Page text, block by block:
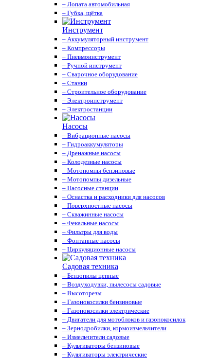
– Лопата автомобильная
– Губка, щётка
Инструмент
– Аккумуляторный инструмент
– Компрессоры
– Пневмоинструмент
– Ручной инструмент
– Сварочное оборудование
– Станки
– Строительное оборудование
– Электроинструмент
– Электростанции
Насосы
– Вибрационные насосы
– Гидроаккумуляторы
– Дренажные насосы
– Колодезные насосы
– Мотопомпы бензиновые
– Мотопомпы дизельные
– Насосные станции
– Оснастка и расходники для насосов
– Поверхностные насосы
– Скважинные насосы
– Фекальные насосы
– Фильтры для воды
– Фонтанные насосы
– Циркуляционные насосы
Садовая техника
– Бензопилы цепные
– Воздуходувки, пылесосы садовые
– Высоторезы
– Газонокосилки бензиновые
– Газонокосилки электрические
– Двигатели для мотоблоков и газонокосилок
– Зернодробилки, кормоизмельчители
– Измельчители садовые
– Культиваторы бензиновые
– Культиваторы электрические